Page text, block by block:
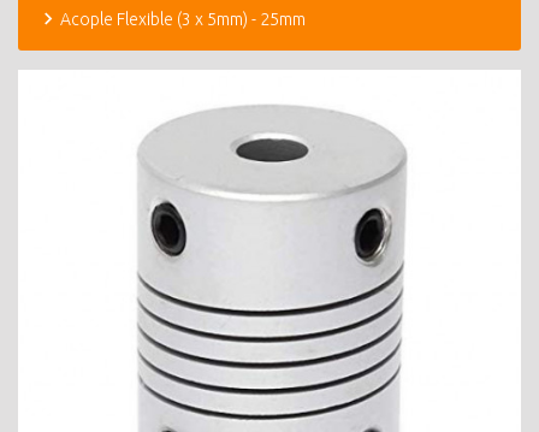
Acople Flexible (3 x 5mm) - 25mm